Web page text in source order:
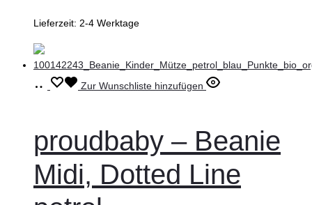
Lieferzeit: 2-4 Werktage
Ausführung
Dieses
mehrere
Varianten
auf.
Zur Wunschliste hinzufügen
proudbaby – Beanie
Midi, Dotted Line